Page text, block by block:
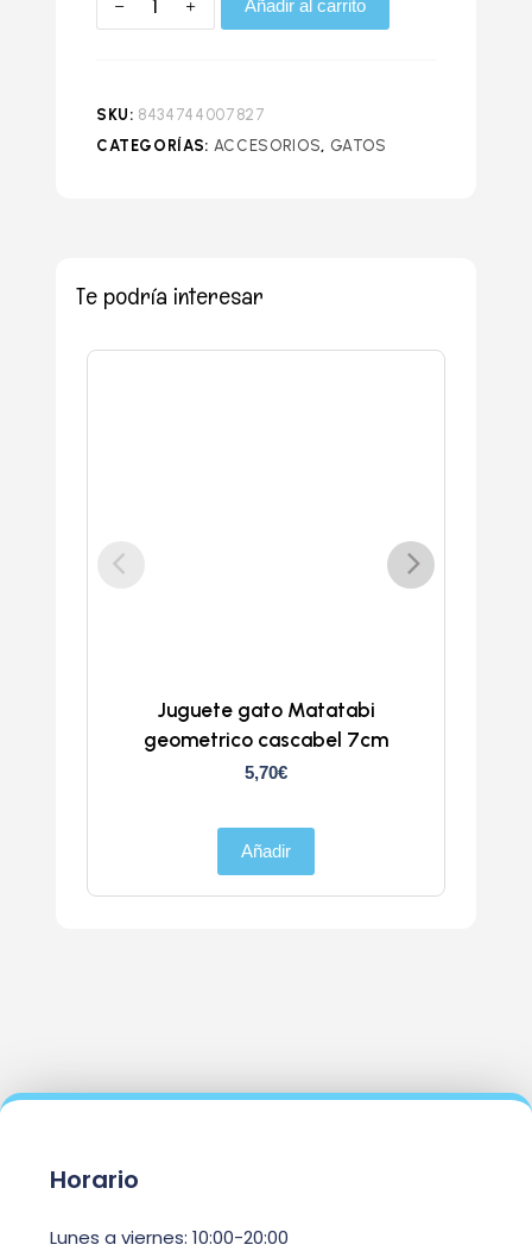
Añadir al carrito
SKU: 8434744007827
CATEGORÍAS: ACCESORIOS, GATOS
Te podría interesar
Juguete gato Matatabi
geometrico cascabel 7cm
5,70€
Añadir
Horario
Lunes a viernes: 10:00-20:00